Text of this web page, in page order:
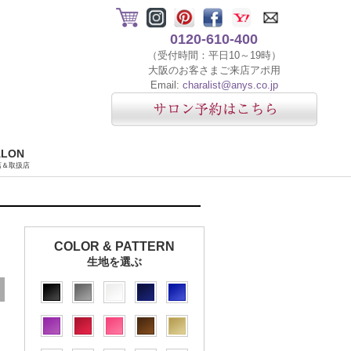
0120-610-400
（受付時間：平日10～19時）
大阪のお客さまご来店アポ用
Email: charalist@anys.co.jp
＆取扱店
COLOR & PATTERN
生地を選ぶ